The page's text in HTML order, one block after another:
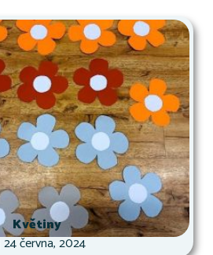
Květiny
24 června, 2024